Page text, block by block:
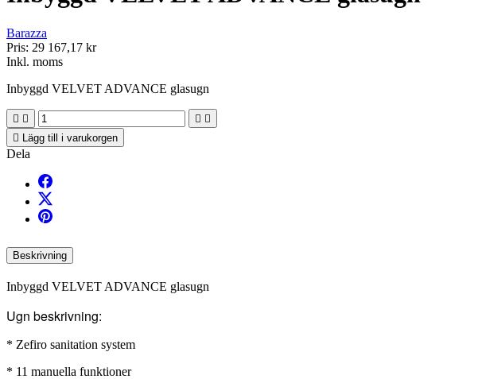
Barazza
Pris: 29 167,17 kr
Inkl. moms
Inbyggd VELVET ADVANCE glasugn
   

Lägg till i varukorgen
Dela
Beskrivning
Inbyggd VELVET ADVANCE glasugn
Ugn beskrivning:
* Zefiro sanitation system
* 11 manuella funktioner